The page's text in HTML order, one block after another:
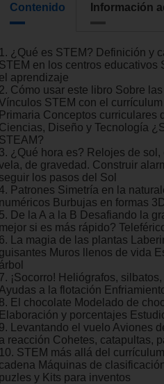
Contenido Información
1. ¿Qué es STEM? Definición y
STEM en los centros educativos
el aprendizaje
2. Cómo usar este libro Sobre
STEM con el
Primaria Conceptos curriculares
Ciencias, Diseño y Tecnología
STEAM?
3. ¿Qué hora es? Relojes de sol,
de gravedad. Construir
seguir los pasos del Sol
Patrones Simetría en la
numéricos Burbujas en formas
5. De la A a la B Desafiando la
mejor si es más rápido?
6. La magia de las plantas
guisantes Muros llenos de vida
árbol
7. ¡Socorro! Heliógrafos,
Ayudas a la flotación
8. El chocolate Modelado de
Elaboración y porcentajes
9. Levantando el vuelo Aviones
a reacción Cohetes, catapultas,
10. STEM más allá del
cadena Máquinas de
puzles y Kits para inventos